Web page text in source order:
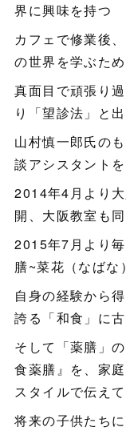
界に興味を持つ
カフェで修業後
の世界を学ぶた
真面目で頑張り
り「望診法」と
山村慎一郎氏の
談アシスタント
2014年4月より
開、大阪教室も
2015年7月より
膳~菜花（なばな
自身の経験から
誇る「和食」に
そして「薬膳」
食薬膳』を、家
スタイルで伝え
将来の子供たち